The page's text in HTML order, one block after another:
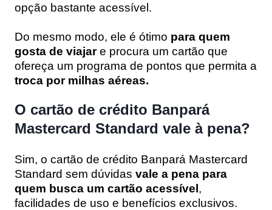
opção bastante acessível.
Do mesmo modo, ele é ótimo para quem
gosta de viajare procura um cartão que
ofereça um programa de pontos que permita a
troca por milhas aéreas.
O cartão de crédito Banpará
Mastercard Standard vale à pena?
Sim, o cartão de crédito Banpará Mastercard
Standard sem dúvidas vale a pena para
quem busca um cartão acessível,
facilidades de uso e benefícios exclusivos.